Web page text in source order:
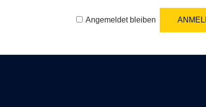
Angemeldet bleiben